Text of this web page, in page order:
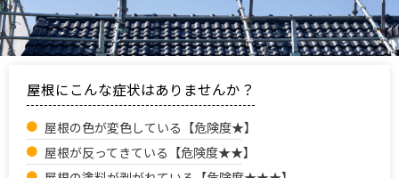
屋根にこんな症状はありませんか？
屋根の色が変色している【危険度★】
屋根が反ってきている【危険度★★】